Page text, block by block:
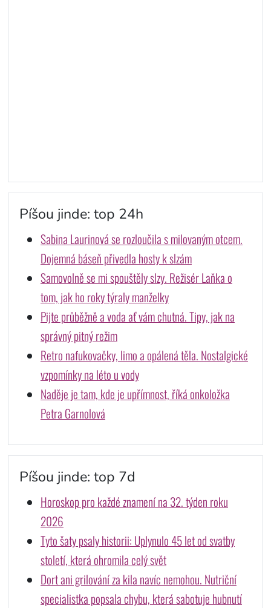
Píšou jinde: top 24h
Sabina Laurinová se rozloučila s milovaným otcem.
Dojemná báseň přivedla hosty k slzám
Samovolně se mi spouštěly slzy. Režisér Laňka o
tom, jak ho roky týraly manželky
Pijte průběžně a voda ať vám chutná. Tipy, jak na
správný pitný režim
Retro nafukovačky, limo a opálená těla. Nostalgické
vzpomínky na léto u vody
Naděje je tam, kde je upřímnost, říká onkoložka
Petra Garnolová
Píšou jinde: top 7d
Horoskop pro každé znamení na 32. týden roku
2026
Tyto šaty psaly historii: Uplynulo 45 let od svatby
století, která ohromila celý svět
Dort ani grilování za kila navíc nemohou. Nutriční
specialistka popsala chybu, která sabotuje hubnutí